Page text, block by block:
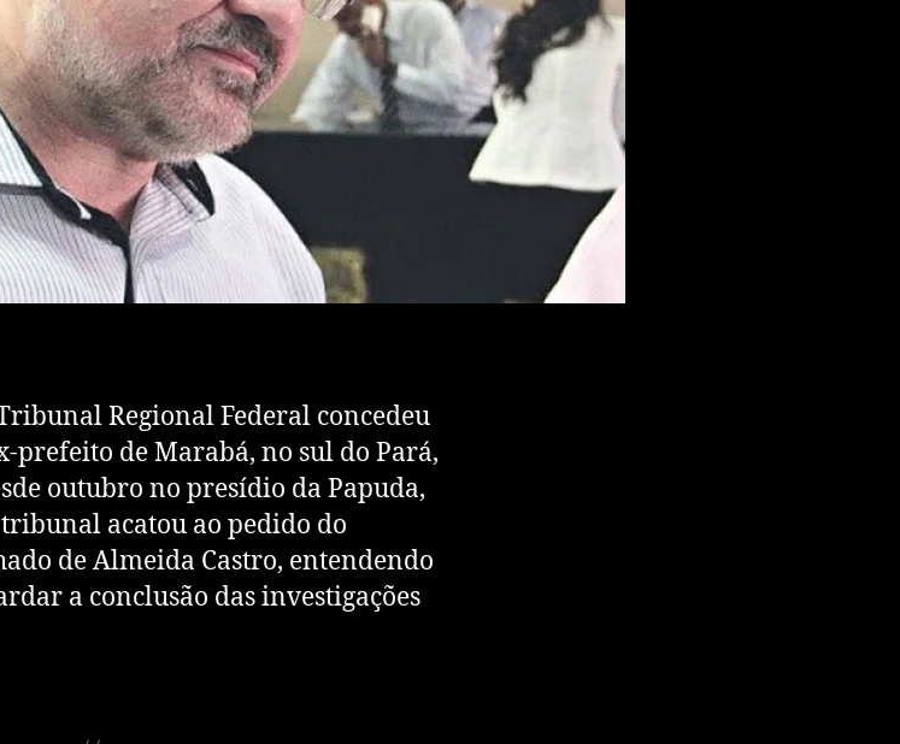
Regional Federal concedeu
prefeito de Marabá, no sul do Pará,
outubro no presídio da Papuda,
acatou ao pedido do
de Almeida Castro, entendendo
a conclusão das investigações